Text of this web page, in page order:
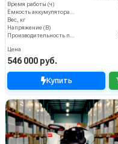
Время работы (ч)
Вес, кг
Напряжение (В)
Цена
546 000 руб.
Купить